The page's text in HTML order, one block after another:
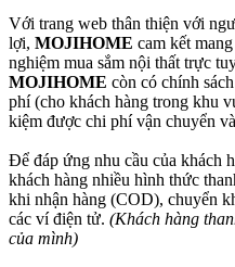
Với trang web thân thiện với
lợi, MOJIHOME cam kết
nghiệm mua sắm nội thất trực
MOJIHOME còn có chính
phí (cho khách hàng trong khu
kiệm được chi phí vận chuyển
Để đáp ứng nhu cầu của khách
khách hàng nhiều hình thức
khi nhận hàng (COD), chuyển
các ví điện tử. (Khách hàng
của mình)